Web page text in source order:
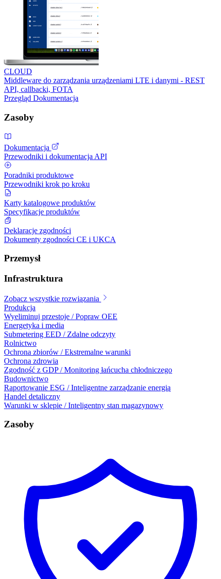
CLOUD
Middleware do zarządzania urządzeniami LTE i danymi - REST
API, callbacki, FOTA
Przegląd Dokumentacja
Zasoby
Dokumentacja
Przewodniki i dokumentacja API
Poradniki produktowe
Przewodniki krok po kroku
Karty katalogowe produktów
Specyfikacje produktów
Deklaracje zgodności
Dokumenty zgodności CE i UKCA
Przemysł
Infrastruktura
Zobacz wszystkie rozwiązania
Produkcja
Wyeliminuj przestoje / Popraw OEE
Energetyka i media
Submetering EED / Zdalne odczyty
Rolnictwo
Ochrona zbiorów / Ekstremalne warunki
Ochrona zdrowia
Zgodność z GDP / Monitoring łańcucha chłodniczego
Budownictwo
Raportowanie ESG / Inteligentne zarządzanie energią
Handel detaliczny
Warunki w sklepie / Inteligentny stan magazynowy
Zasoby